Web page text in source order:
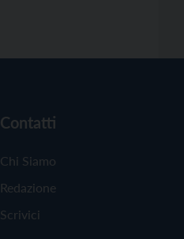
Contatti
Chi Siamo
Redazione
Scrivici